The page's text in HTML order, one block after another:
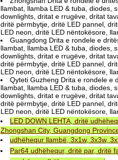
llambat, llamba LED & tuba, diodes,
downlights, dritat e rrugëve, dritat
dritë përmbytje, dritë LED pannel,
LED neon, dritë LED nëntokësore,
Guangdong Drita e rondele e
llambat, llamba LED & tuba, diodes,
downlights, dritat e rrugëve, dritat
dritë përmbytje, dritë LED pannel,
LED neon, dritë LED nëntokësore,
Qyteti Guzheng Drita e rondele e
llambat, llamba LED & tuba, diodes,
downlights, dritat e rrugëve, dritat
dritë përmbytje, dritë LED pannel,
LED neon, dritë LED nëntokësore,
LED DOWN LEHTA, dritë
Zhongshan City, Guangdong
udhëhequr llambë, 3x1w, 3x3w,
Par64 udhëhequr, dritë par, dritë